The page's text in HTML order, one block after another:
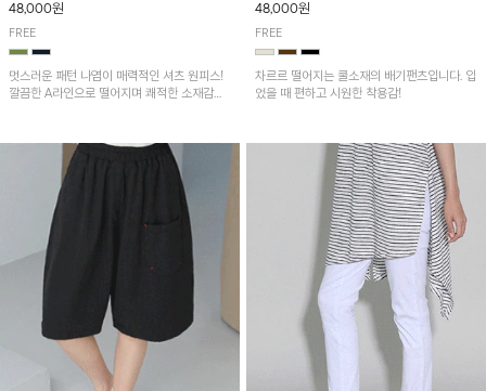
48,000원
FREE
멋스러운 패턴 나염이 매력적인 셔츠 원피스!
깔끔한 A라인으로 떨어지며 쾌적한 소재감으
48,000원
FREE
차르르 떨어지는 쿨소재의 배기팬츠입니다. 입
었을 때 편하고 시원한 착용감!